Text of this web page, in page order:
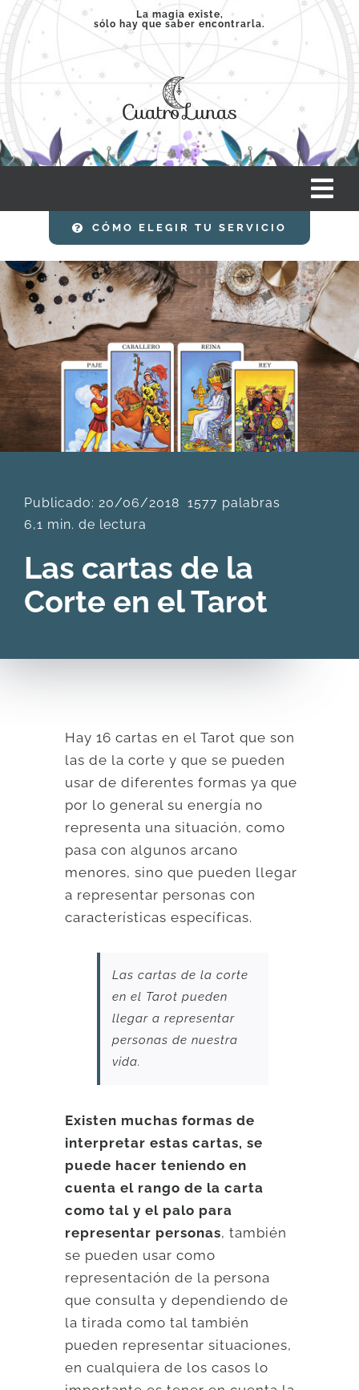
Saltar
contenido
La magia existe,
sólo hay que saber encontrarla.
INICIO
SERVICIOS
CLASES
DESCARGAS
PRODUCTOS
ARTÍCULOS
ACERCA
CONTACTO
Carrito
CÓMO ELEGIR TU SERVICIO
Publicado: 20/06/2018 1577 palabras
6,1 min. de lectura
Las cartas de la
Corte en el Tarot
Hay 16 cartas en el Tarot que son
las de la corte y que se pueden
usar de diferentes formas ya que
por lo general su energía no
representa una situación, como
pasa con algunos arcano
menores, sino que pueden llegar
a representar personas con
características específicas.
Las cartas de la corte
en el Tarot pueden
llegar a representar
personas de nuestra
vida.
Existen muchas formas de
interpretar estas cartas, se
puede hacer teniendo en
cuenta el rango de la carta
como tal y el palo para
representar personas, también
se pueden usar como
representación de la persona
que consulta y dependiendo de
la tirada como tal también
pueden representar situaciones,
en cualquiera de los casos lo